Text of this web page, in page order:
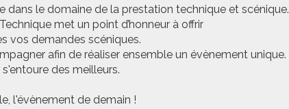
dans le domaine de la prestation technique et scénique.
met un point d’honneur à offrir
vos demandes scéniques.
afin de réaliser ensemble un évènement unique.
des meilleurs.
l'évènement de demain !